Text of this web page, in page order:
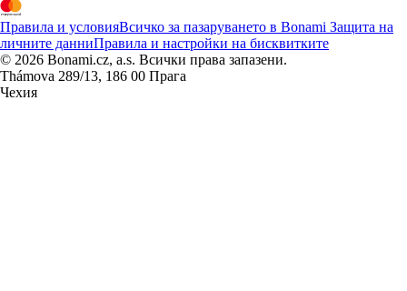
Правила и условияВсичко за пазаруването в Bonami Защита на
личните данниПравила и настройки на бисквитките
© 2026 Bonami.cz, a.s. Всички права запазени.
Thámova 289/13, 186 00 Прага
Чехия